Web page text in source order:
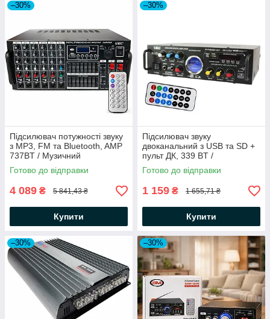
–30%
Підсилювач потужності звуку
з MP3, FM та Bluetooth, AMP
737BT / Музичний
підсилювач звуку / Аудіо
підсилювач / Музичний
Готово до відправки
4 089 ₴ 5 841,43 ₴
Купити
–30%
Підсилювач звуку
двоканальний з USB та SD +
пульт ДК, 339 BT /
Автомобільний аудіо
підсилювач потужності звуку
Готово до відправки
1 159 ₴ 1 655,71 ₴
Купити
–30% –30%